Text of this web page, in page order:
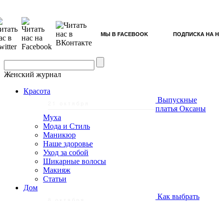
МЫ В FACEBOOK ПОДПИСКА НА
Женский журнал
Красота
Выпускные
платья Оксаны
Муха
Мода и Стиль
Маникюр
Наше здоровье
Уход за собой
Шикарные волосы
Макияж
Статьи
Дом
Как выбрать